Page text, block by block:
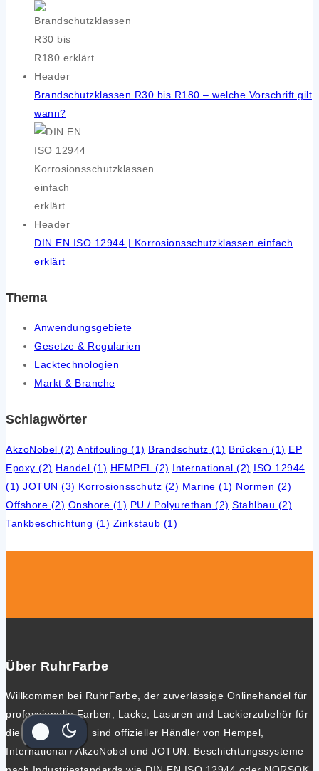
Brandschutzklassen R30 bis R180 – welche Vorschrift gilt
wann?
DIN EN ISO 12944 | Korrosionsschutzklassen einfach
erklärt
Thema
Anwendungsgebiete
Gesetze & Regularien
Lacktechnologien
Markt & Branche
Schlagwörter
AkzoNobel (2) Antifouling (1) Brandschutz (1) Brücken (1) EP
Epoxy (2) Handel (1) HEMPEL(2) International (2) ISO 12944
(1) JOTUN (3) Korrosionsschutz (2) Marine (1) Normen (2)
Offshore (2) Onshore (1) PU / Polyurethan (2) Stahlbau (2)
Tankbeschichtung (1) Zinkstaub (1)
Über RuhrFarbe
Willkommen bei RuhrFarbe, der zuverlässige Onlinehandel für
professionelle Farben, Lacke, Lasuren und Lackierzubehör für
die Industrie. Wir sind offizieller Händler von Hempel,
International / AkzoNobel und JOTUN. Beschichtungssysteme